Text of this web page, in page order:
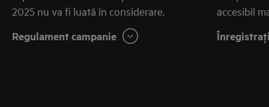
2025 nu va fi luată în considerare.
Regulament campanie
accesibil